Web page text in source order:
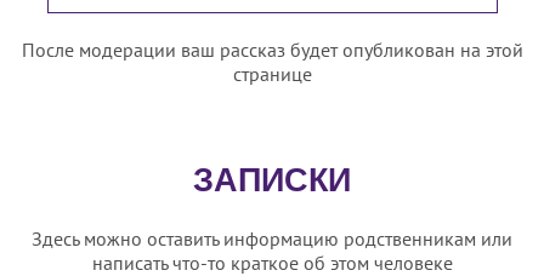
После модерации ваш рассказ будет опубликован на этой
странице
ЗАПИСКИ
Здесь можно оставить информацию родственникам или
написать что-то краткое об этом человеке